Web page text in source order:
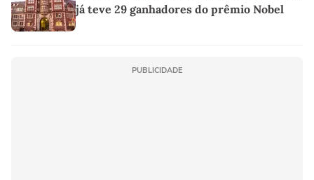
já teve 29 ganhadores do prêmio Nobel
PUBLICIDADE